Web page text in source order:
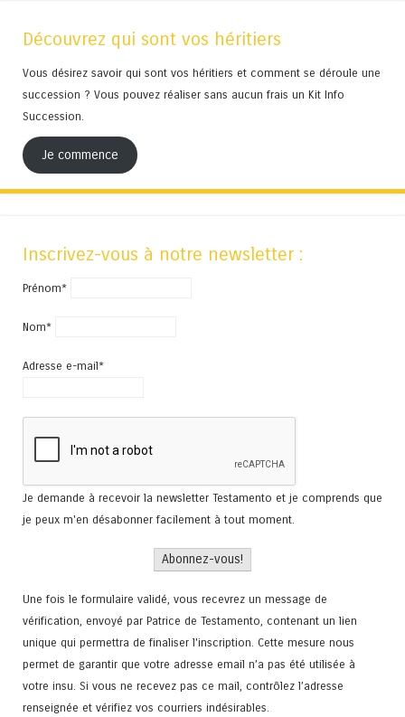
Découvrez qui sont vos héritiers
Vous désirez savoir qui sont vos héritiers et comment se déroule une
succession ? Vous pouvez réaliser sans aucun frais un Kit Info
Succession.
Je commence
Inscrivez-vous à notre newsletter :
Prénom*
Nom*
Adresse e-mail*
Je demande à recevoir la newsletter Testamento et je comprends que
je peux m'en désabonner facilement à tout moment.
Une fois le formulaire validé, vous recevrez un message de
vérification, envoyé par Patrice de Testamento, contenant un lien
unique qui permettra de finaliser l'inscription. Cette mesure nous
permet de garantir que votre adresse email n’a pas été utilisée à
votre insu. Si vous ne recevez pas ce mail, contrôlez l’adresse
renseignée et vérifiez vos courriers indésirables.